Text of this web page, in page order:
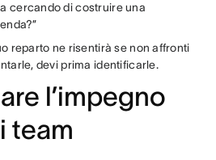
cercando di costruire una
reparto ne risentirà se non affronti
devi prima identificarle.
l’impegno
team